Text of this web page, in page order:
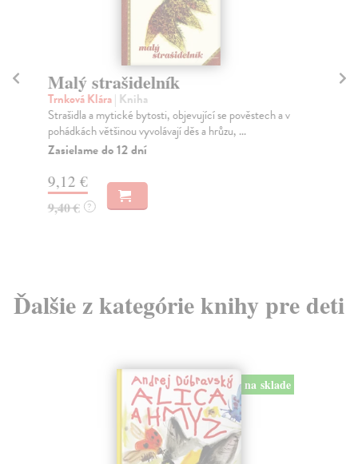
Malý strašidelník
Trnková Klára| Kniha
Strašidla a mytické bytosti, objevující se pověstech a v
pohádkách většinou vyvolávají děs a hrůzu, ...
Zasielame do 12 dní
9,12 €
9,40 € ?
Ďalšie z kategórie knihy pre deti
na sklade